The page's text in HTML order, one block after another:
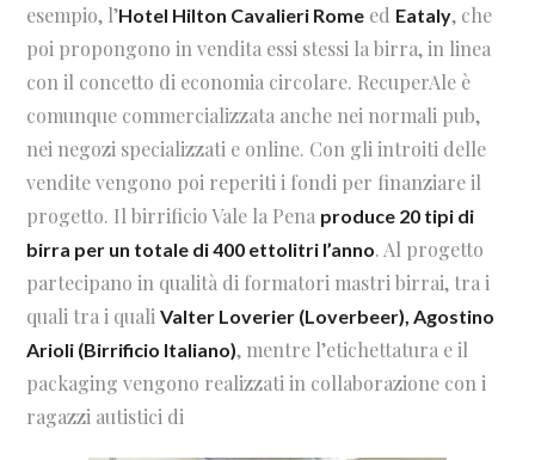
esempio, l’Hotel Hilton Cavalieri Rome ed Eataly, che
poi propongono in vendita essi stessi la birra, in linea
con il concetto di economia circolare. RecuperAle è
comunque commercializzata anche nei normali pub,
nei negozi specializzati e online. Con gli introiti delle
vendite vengono poi reperiti i fondi per finanziare il
progetto. Il birrificio Vale la Pena produce 20 tipi di
birra per un totale di 400 ettolitri l’anno. Al progetto
partecipano in qualità di formatori mastri birrai, tra i
quali tra i qualiValter Loverier (Loverbeer), Agostino
Arioli (Birrificio Italiano), mentre l’etichettatura e il
packaging vengono realizzati in collaborazione con i
ragazzi autistici di